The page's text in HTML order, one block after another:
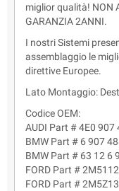
miglior qualità! NON
GARANZIA 2ANNI.
I nostri Sistemi
assemblaggio le
direttive Europee.
Lato Montaggio:
Codice OEM:
AUDI Part # 4E0 907
BMW Part # 6 907
BMW Part # 63 12 6
FORD Part #
FORD Part #